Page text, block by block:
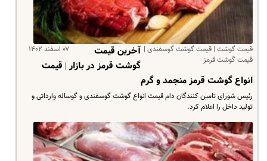
قیمت گوشت | قیمت گوشت گوسفندی |
قیمت گوشت قرمز
۰۷ اسفند ۱۴۰۲
آخرین قیمت
گوشت قرمز در بازار | قیمت
انواع گوشت قرمز منجمد و گرم
رئیس شورای تامین کنندگان دام قیمت انواع گوشت گوسفندی و گوساله وارداتی و
تولید داخل را اعلام کرد.